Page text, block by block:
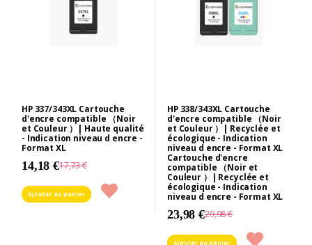
HP 337/343XL Cartouche
d'encre compatible （Noir
et Couleur ）| Haute qualité
- Indication niveau d encre -
Format XL
14,18 €17,73 €
Ajouter au panier
HP 338/343XL Cartouche
d'encre compatible （Noir
et Couleur ）| Recyclée et
écologique - Indication
niveau d encre - Format XL
Cartouche d'encre
compatible （Noir et
Couleur ）| Recyclée et
écologique - Indication
niveau d encre - Format XL
23,98 €29,98 €
Ajouter au panier